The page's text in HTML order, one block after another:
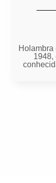
Holambra
1948,